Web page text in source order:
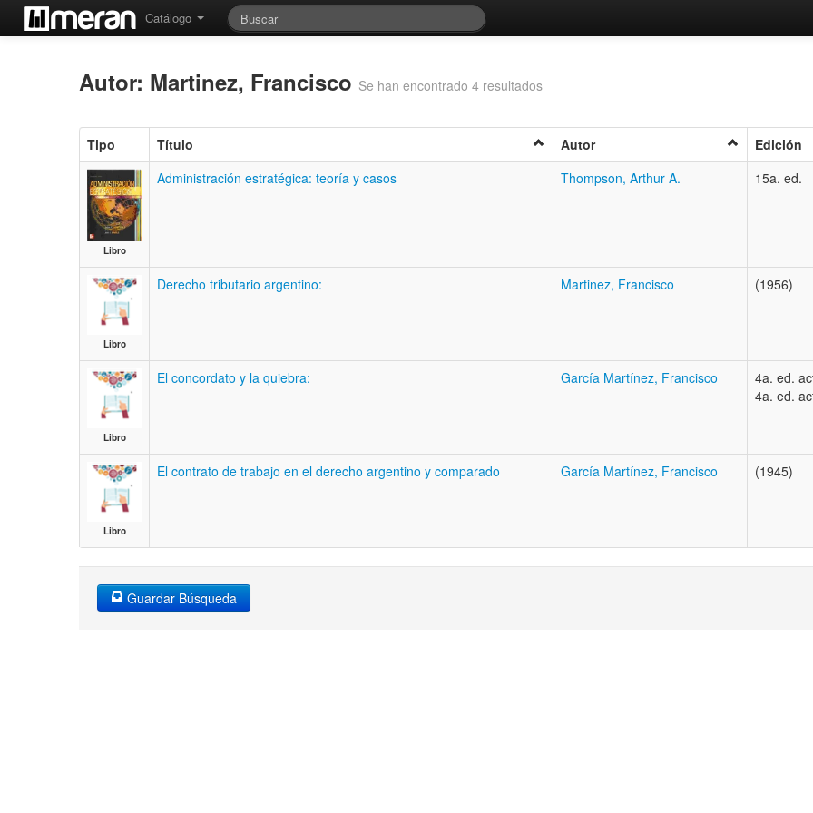
Catálogo
Autor: Martinez, Francisco Se han encontrado 4 resultados
Tipo Título Autor Edición
Libro
Administración estratégica: teoría y casos Thompson, Arthur A. 15a. ed.
Libro
Derecho tributario argentino: Martinez, Francisco (1956)
Libro
El concordato y la quiebra: García Martínez, Francisco
4a. ed.
4a. ed.
Libro
El contrato de trabajo en el derecho argentino y comparado García Martínez, Francisco (1945)
Guardar Búsqueda